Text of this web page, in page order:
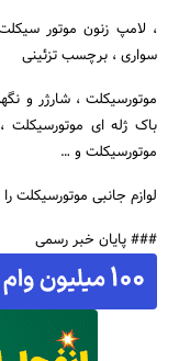
، لامپ زنون موتور
سواری ، برچسب تزئینی
موتورسیکلت ، شارژر و
باک ژله ای
موتورسیکلت و …
لوازم جانبی موتورسیکلت
### پایان خبر رسمی